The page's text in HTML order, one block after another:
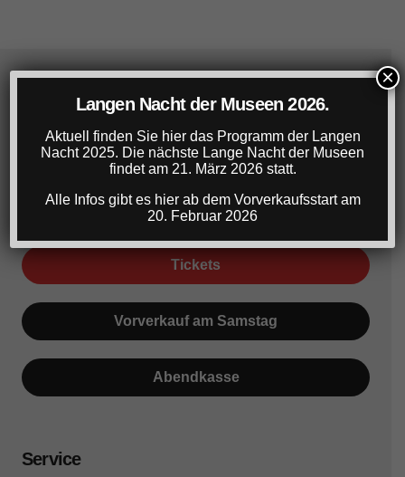
Lange Nacht der Museen Stuttgart
22. März 2025, 18-1 Uhr
Ticket: € 22,- (gg.falls zzgl. VVK-Gebühr)
Azubis: € 16,- (gg.falls zzgl. VVK-Gebühr)
Tickets
Vorverkauf am Samstag
Abendkasse
Service
Langen Nacht der Museen 2026.
Aktuell finden Sie hier das Programm der Langen
Nacht 2025. Die nächste Lange Nacht der Museen
findet am 21. März 2026 statt.
Alle Infos gibt es hier ab dem Vorverkaufsstart am
20. Februar 2026
×